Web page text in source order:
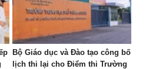
Bộ Giáo dục và Đào tạo công bố
lịch thi lại cho Điểm thi Trường